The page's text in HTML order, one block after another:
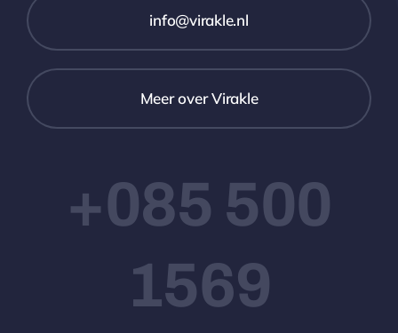
info@virakle.nl
Meer over Virakle
+085 500
1569